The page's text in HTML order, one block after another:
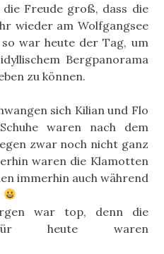
Freude groß, dass die
wieder am Wolfgangsee
war heute der Tag, um
Bergpanorama
zu können.
sich Kilian und Flo
waren nach dem
zwar noch nicht ganz
waren die Klamotten
immerhin auch während
war top, denn die
für heute waren